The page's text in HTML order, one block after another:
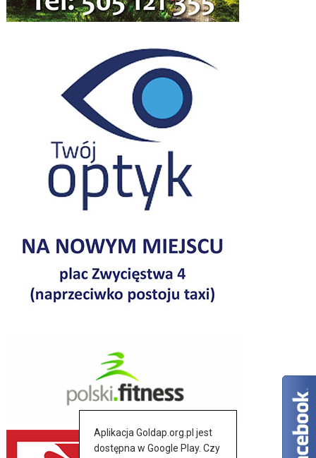
Aplikacja Goldap.org.pl jest
dostępna w Google Play. Czy